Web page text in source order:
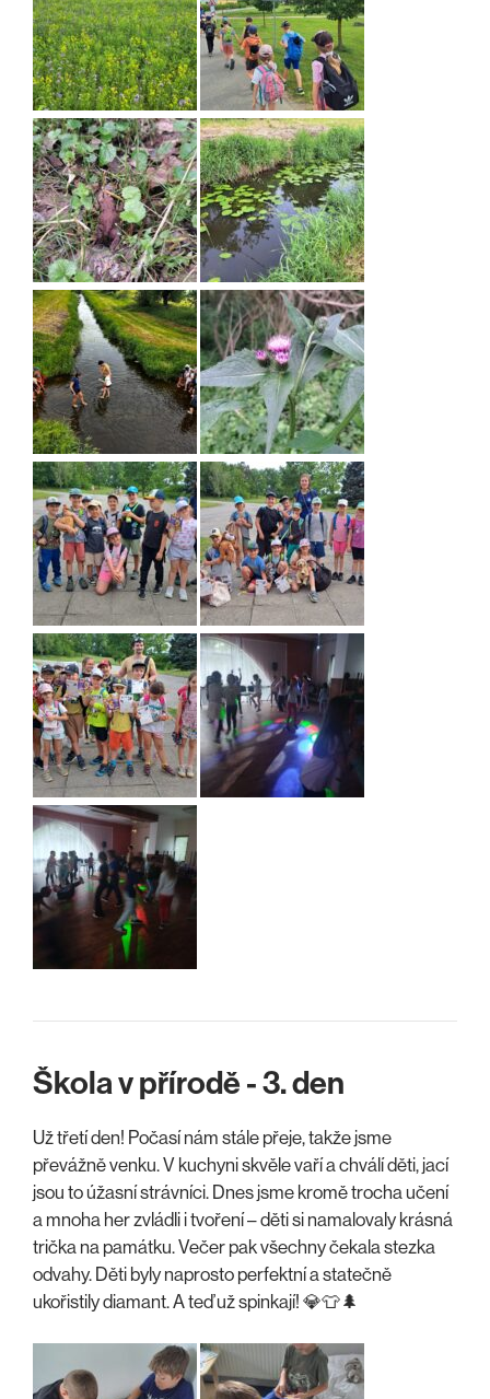
Škola v přírodě - 3. den
Už třetí den! Počasí nám stále přeje, takže jsme
převážně venku. V kuchyni skvěle vaří a chválí děti, jací
jsou to úžasní strávníci. Dnes jsme kromě trocha učení
a mnoha her zvládli i tvoření – děti si namalovaly krásná
trička na památku. Večer pak všechny čekala stezka
odvahy. Děti byly naprosto perfektní a statečně
ukořistily diamant. A teď už spinkají! 💎👕🌲